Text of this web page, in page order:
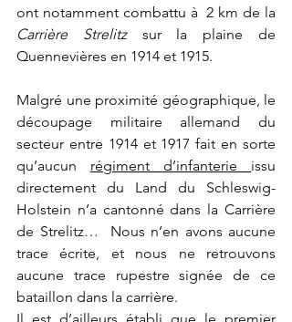
Carrière Strelitz sur la plaine de
Quennevières en 1914 et 1915.
Malgré une proximité géographique, le
découpage militaire allemand du
secteur entre 1914 et 1917 fait en sorte
qu’aucun régiment d’infanterie issu
directement du Land du Schleswig-
Holstein n’a cantonné dans la Carrière
de Strelitz…  Nous n’en avons aucune
trace écrite, et nous ne retrouvons
aucune trace rupestre signée de ce
bataillon dans la carrière.
Il est d’ailleurs établi que le premier